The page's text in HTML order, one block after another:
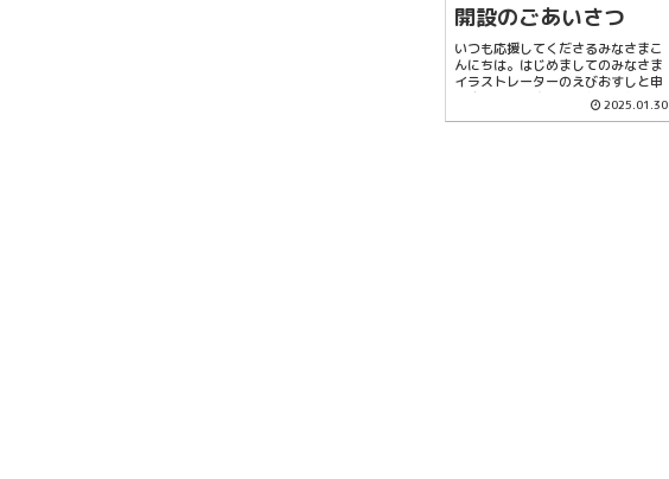
開設のごあいさつ
いつも応援してくださるみなさまこ
んにちは。はじめましてのみなさま
イラストレーターのえびおすしと申
します。この度、ずっとずっと作り
たかった…！念願の…！「オフィシ
2025.01.30